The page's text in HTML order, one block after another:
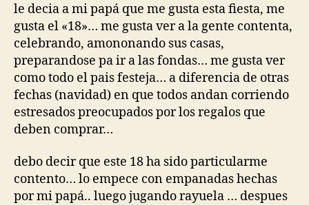
le decia a mi papá que me gusta esta fiesta, me
gusta el «18»… me gusta ver a la gente contenta,
celebrando, amononando sus casas,
preparandose pa ir a las fondas… me gusta ver
como todo el pais festeja… a diferencia de otras
fechas (navidad) en que todos andan corriendo
estresados preocupados por los regalos que
deben comprar…
debo decir que este 18 ha sido particularme
contento… lo empece con empanadas hechas
por mi papá.. luego jugando rayuela … despues